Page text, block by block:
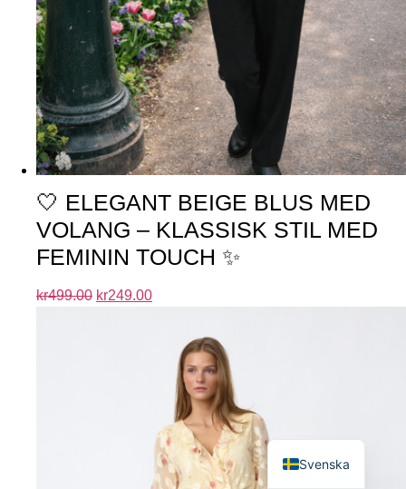
🤍 ELEGANT BEIGE BLUS MED
VOLANG – KLASSISK STIL MED
FEMININ TOUCH ✨
kr499.00 kr249.00
Svenska